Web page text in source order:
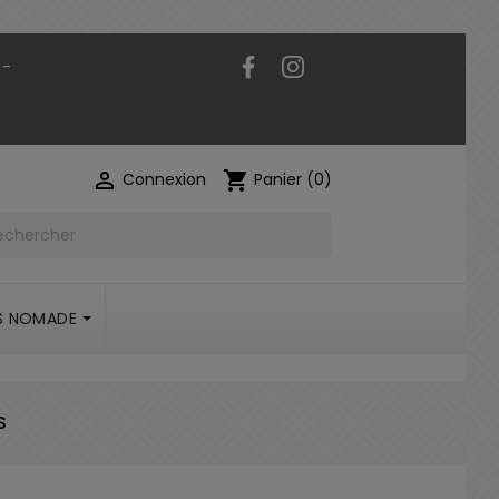
- Facebook
 Connexion shopping_cart Panier (0)
NOMADE